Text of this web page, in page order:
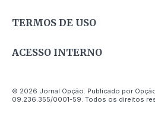
TERMOS DE USO
ACESSO INTERNO
© 2026 Jornal Opção. Publicado por
09.236.355/0001-59. Todos os direitos